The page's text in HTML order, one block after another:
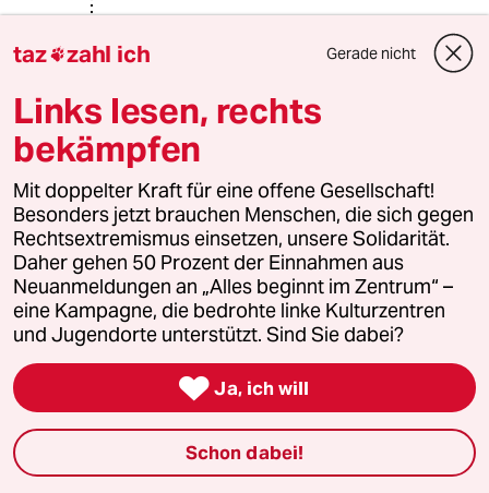
B Bunterhund
@nasowas:
Die einen sagen so, die andern sagen
so. Vielleicht sollten sie auf hören für
andere sprechen zu wollen und ein
bisschen öfter zu hören. Letztlich gibt
es keine endgültige Antwort, keine
klaren Kausalitäten. Sich einen
homogenen Volkskörper vorzustellen
ist einfach nur dämlich und für ganz
schnell in geistige
Sackgassen(Nationalismus,
Rassismus, Faschismus). Es gibt
weder "die" Araber, noch "ein" Israel.
Die Leute die ihnen das erzählen, sind
meistens die ersten die Abzug einer
Waffe betätigen und dann das Blut
taz zahl ich Gerade nicht
Links lesen, rechts
bekämpfen
Mit doppelter Kraft für eine offene Gesellschaft!
Besonders jetzt brauchen Menschen, die sich gegen
Rechtsextremismus einsetzen, unsere Solidarität.
Daher gehen 50 Prozent der Einnahmen aus
Neuanmeldungen an „Alles beginnt im Zentrum“ –
eine Kampagne, die bedrohte linke Kulturzentren
und Jugendorte unterstützt. Sind Sie dabei?
 Ja, ich will
Schon dabei!